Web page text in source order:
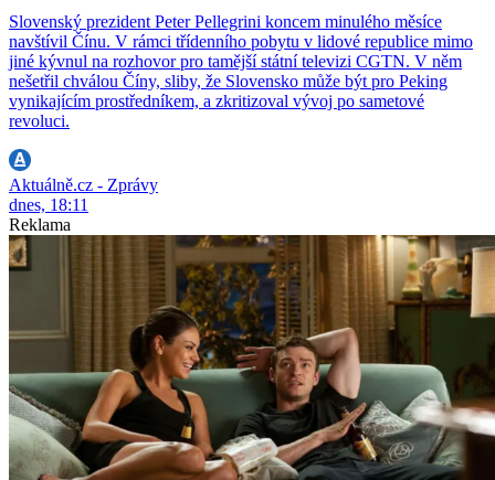
Slovenský prezident Peter Pellegrini koncem minulého měsíce
navštívil Čínu. V rámci třídenního pobytu v lidové republice mimo
jiné kývnul na rozhovor pro tamější státní televizi CGTN. V něm
nešetřil chválou Číny, sliby, že Slovensko může být pro Peking
vynikajícím prostředníkem, a zkritizoval vývoj po sametové
revoluci.
Aktuálně.cz - Zprávy
dnes, 18:11
Reklama